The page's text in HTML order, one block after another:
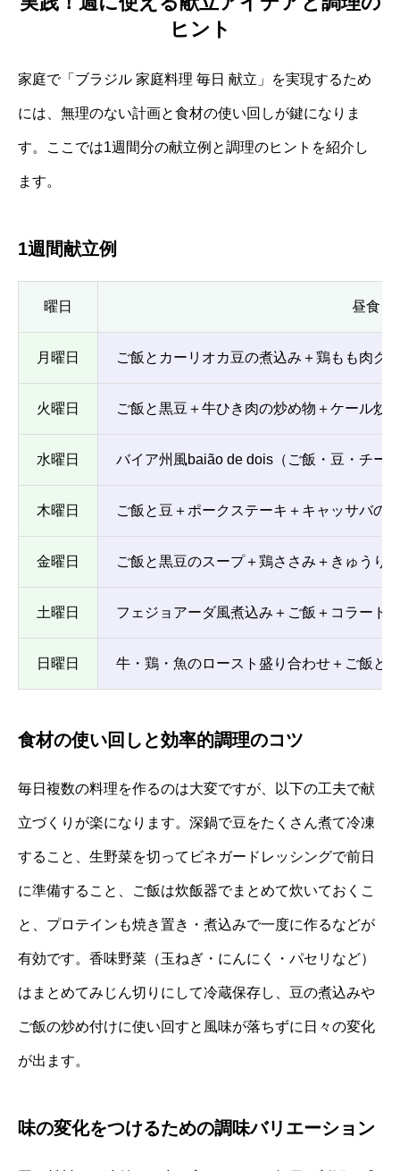
ヒント
家庭で「ブラジル 家庭料理 毎日 献立」を実現するため
には、無理のない計画と食材の使い回しが鍵になりま
す。ここでは1週間分の献立例と調理のヒントを紹介し
ます。
1週間献立例
曜日 昼食
月曜日 ご飯とカーリオカ豆の煮込み＋鶏もも肉グ
火曜日 ご飯と黒豆＋牛ひき肉の炒め物＋ケール炒
水曜日 バイア州風baião de dois（ご飯・豆・チー
木曜日 ご飯と豆＋ポークステーキ＋キャッサバの
金曜日 ご飯と黒豆のスープ＋鶏ささみ＋きゅうり
土曜日 フェジョアーダ風煮込み＋ご飯＋コラード
日曜日 牛・鶏・魚のロースト盛り合わせ＋ご飯と
食材の使い回しと効率的調理のコツ
毎日複数の料理を作るのは大変ですが、以下の工夫で献
立づくりが楽になります。深鍋で豆をたくさん煮て冷凍
すること、生野菜を切ってビネガードレッシングで前日
に準備すること、ご飯は炊飯器でまとめて炊いておくこ
と、プロテインも焼き置き・煮込みで一度に作るなどが
有効です。香味野菜（玉ねぎ・にんにく・パセリなど）
はまとめてみじん切りにして冷蔵保存し、豆の煮込みや
ご飯の炒め付けに使い回すと風味が落ちずに日々の変化
が出ます。
味の変化をつけるための調味バリエーション